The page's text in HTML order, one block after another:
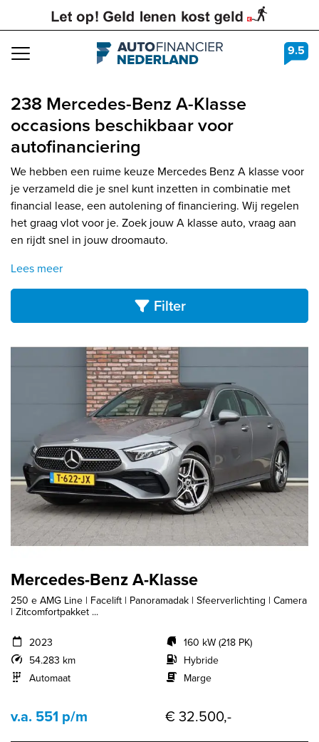
Navigation 9.5
238 Mercedes-Benz A-Klasse
occasions beschikbaar voor
autofinanciering
We hebben een ruime keuze Mercedes Benz A klasse voor
je verzameld die je snel kunt inzetten in combinatie met
financial lease, een autolening of financiering. Wij regelen
het graag vlot voor je. Zoek jouw A klasse auto, vraag aan
en rijdt snel in jouw droomauto.
Lees meer
Filter
Mercedes-Benz A-Klasse
250 e AMG Line | Facelift | Panoramadak | Sfeerverlichting | Camera
| Zitcomfortpakket ...
2023
54.283 km
Automaat
160 kW (218 PK)
Hybride
Marge
v.a. 551 p/m € 32.500,-